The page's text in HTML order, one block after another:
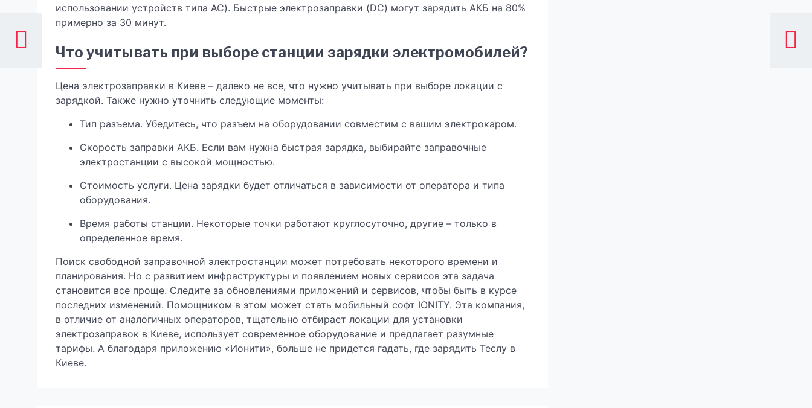
использовании устройств типа AC). Быстрые электрозаправки (DC) могут зарядить АКБ на 80%
примерно за 30 минут.
Что учитывать при выборе станции зарядки электромобилей?
Цена электрозаправки в Киеве – далеко не все, что нужно учитывать при выборе локации с
зарядкой. Также нужно уточнить следующие моменты:
Тип разъема. Убедитесь, что разъем на оборудовании совместим с вашим электрокаром.
Скорость заправки АКБ. Если вам нужна быстрая зарядка, выбирайте заправочные
электростанции с высокой мощностью.
Стоимость услуги. Цена зарядки будет отличаться в зависимости от оператора и типа
оборудования.
Время работы станции. Некоторые точки работают круглосуточно, другие – только в
определенное время.
Поиск свободной заправочной электростанции может потребовать некоторого времени и
планирования. Но с развитием инфраструктуры и появлением новых сервисов эта задача
становится все проще. Следите за обновлениями приложений и сервисов, чтобы быть в курсе
последних изменений. Помощником в этом может стать мобильный софт IONITY. Эта компания,
в отличие от аналогичных операторов, тщательно отбирает локации для установки
электрозаправок в Киеве, использует современное оборудование и предлагает разумные
тарифы. А благодаря приложению «Ионити», больше не придется гадать, где зарядить Теслу в
Киеве.